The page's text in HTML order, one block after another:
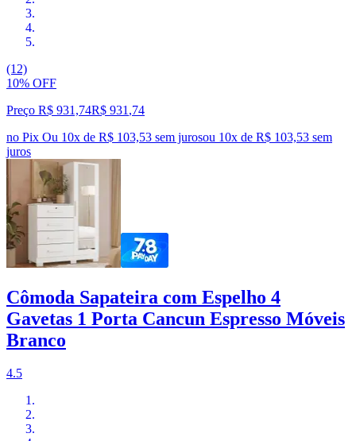
(12)
10% OFF
Preço R$ 931,74R$ 931 ,74
no Pix Ou 10x de R$ 103,53 sem jurosou 10x de R$ 103,53 sem
juros
Cômoda Sapateira com Espelho 4
Gavetas 1 Porta Cancun Espresso Móveis
Branco
4.5